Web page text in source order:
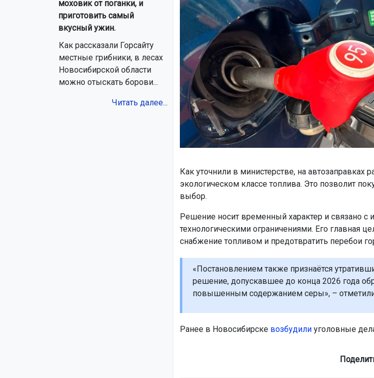
моховик от поганки, и
приготовить самый
вкусный ужин.
Как рассказали Горсайту
местные грибники, в лесах
Новосибирской области
можно отыскать борови...
Читать далее...
Как уточнили в министерстве, на автозаправках
экологическом классе топлива. Это позволит
выбор.
Решение носит временный характер и связано с
технологическими ограничениями. Его главная
снабжение топливом и предотвратить перебои
«Постановлением также признаётся
решение, допускавшее до конца 2026 года
повышенным содержанием серы», –
Ранее в Новосибирске возбудилиуголовные